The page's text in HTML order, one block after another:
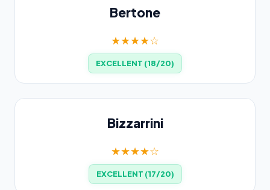
Bertone
★★★★☆
EXCELLENT (18/20)
Bizzarrini
★★★★☆
EXCELLENT (17/20)